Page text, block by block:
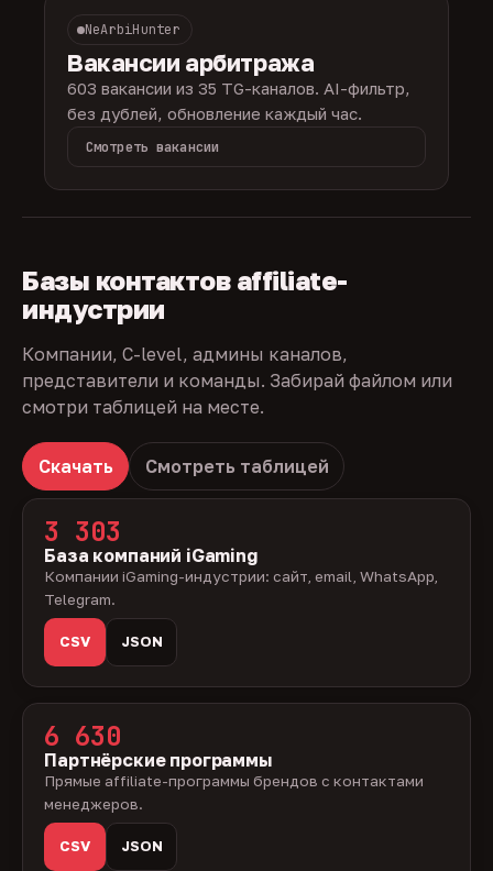
NeArbiHunter
Вакансии арбитража
603 вакансии из 35 TG-каналов. AI-фильтр,
без дублей, обновление каждый час.
Смотреть вакансии
Базы контактов affiliate-
индустрии
Компании, C-level, админы каналов,
представители и команды. Забирай файлом или
смотри таблицей на месте.
Скачать Смотреть таблицей
3 303
База компаний iGaming
Компании iGaming-индустрии: сайт, email, WhatsApp,
Telegram.
CSV JSON
6 630
Партнёрские программы
Прямые affiliate-программы брендов с контактами
менеджеров.
CSV JSON